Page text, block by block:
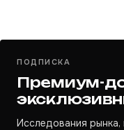
ПОДПИСКА
Премиум-
Исследования рынка,